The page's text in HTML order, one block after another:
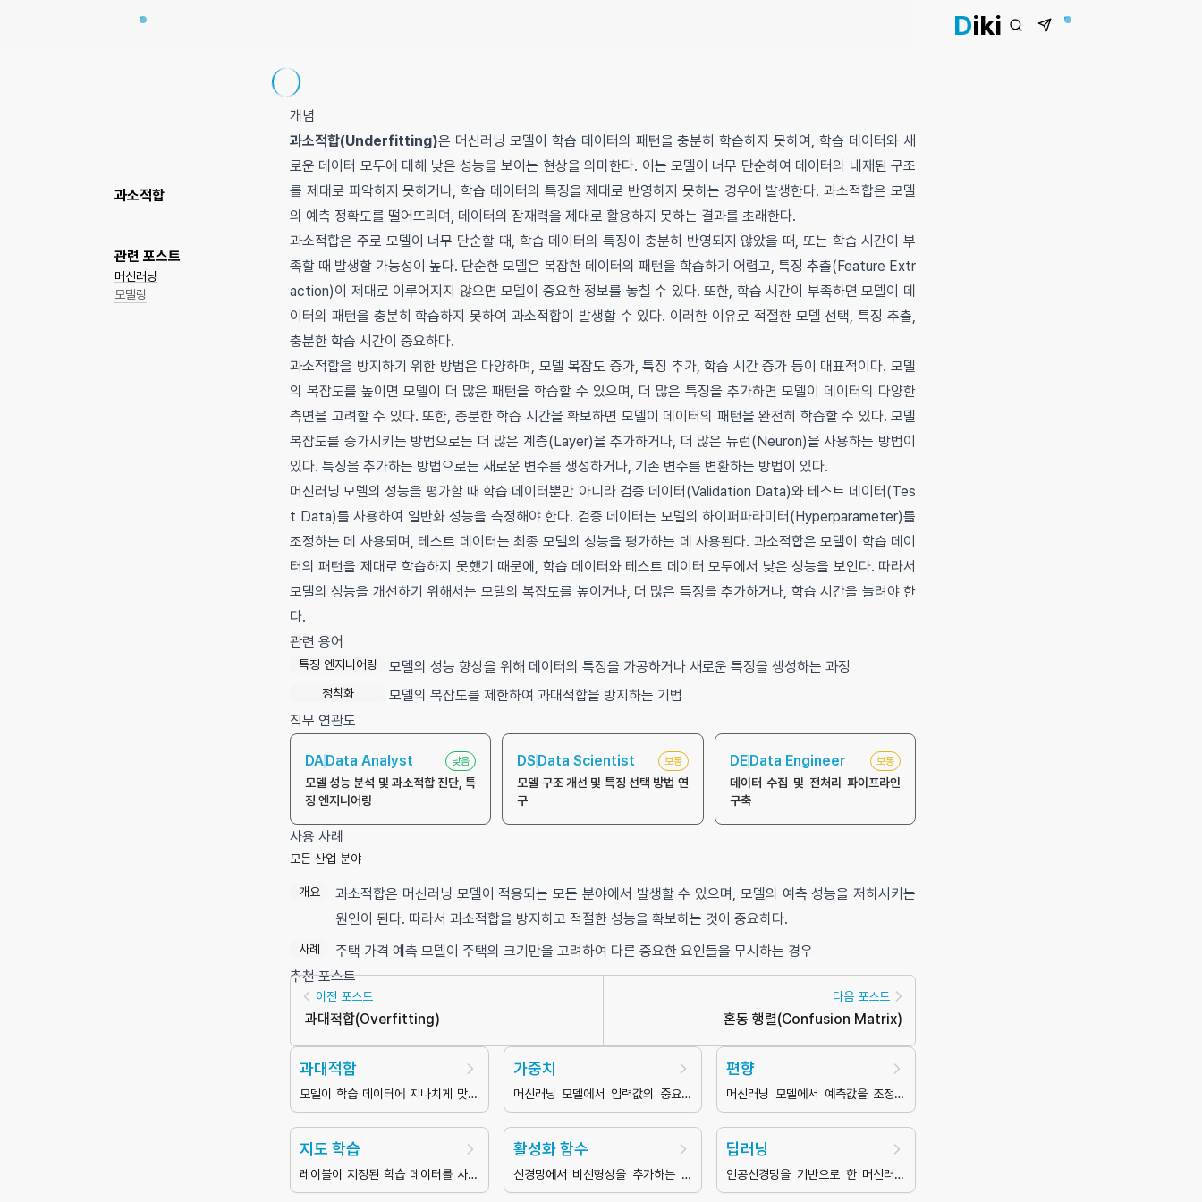
Diki
과소적합
관련 포스트
머신러닝
모델링
개념
과소적합(Underfitting)은 머신러닝 모델이 학습 데이터의 패턴을 충분히 학습하지 못하여, 학습 데이터와 새
로운 데이터 모두에 대해 낮은 성능을 보이는 현상을 의미한다. 이는 모델이 너무 단순하여 데이터의 내재된 구조
를 제대로 파악하지 못하거나, 학습 데이터의 특징을 제대로 반영하지 못하는 경우에 발생한다. 과소적합은 모델
의 예측 정확도를 떨어뜨리며, 데이터의 잠재력을 제대로 활용하지 못하는 결과를 초래한다.
과소적합은 주로 모델이 너무 단순할 때, 학습 데이터의 특징이 충분히 반영되지 않았을 때, 또는 학습 시간이 부
족할 때 발생할 가능성이 높다. 단순한 모델은 복잡한 데이터의 패턴을 학습하기 어렵고, 특징 추출(Feature Extr
action)이 제대로 이루어지지 않으면 모델이 중요한 정보를 놓칠 수 있다. 또한, 학습 시간이 부족하면 모델이 데
이터의 패턴을 충분히 학습하지 못하여 과소적합이 발생할 수 있다. 이러한 이유로 적절한 모델 선택, 특징 추출,
충분한 학습 시간이 중요하다.
과소적합을 방지하기 위한 방법은 다양하며, 모델 복잡도 증가, 특징 추가, 학습 시간 증가 등이 대표적이다. 모델
의 복잡도를 높이면 모델이 더 많은 패턴을 학습할 수 있으며, 더 많은 특징을 추가하면 모델이 데이터의 다양한
측면을 고려할 수 있다. 또한, 충분한 학습 시간을 확보하면 모델이 데이터의 패턴을 완전히 학습할 수 있다. 모델
복잡도를 증가시키는 방법으로는 더 많은 계층(Layer)을 추가하거나, 더 많은 뉴런(Neuron)을 사용하는 방법이
있다. 특징을 추가하는 방법으로는 새로운 변수를 생성하거나, 기존 변수를 변환하는 방법이 있다.
머신러닝 모델의 성능을 평가할 때 학습 데이터뿐만 아니라 검증 데이터(Validation Data)와 테스트 데이터(Tes
t Data)를 사용하여 일반화 성능을 측정해야 한다. 검증 데이터는 모델의 하이퍼파라미터(Hyperparameter)를
조정하는 데 사용되며, 테스트 데이터는 최종 모델의 성능을 평가하는 데 사용된다. 과소적합은 모델이 학습 데이
터의 패턴을 제대로 학습하지 못했기 때문에, 학습 데이터와 테스트 데이터 모두에서 낮은 성능을 보인다. 따라서
모델의 성능을 개선하기 위해서는 모델의 복잡도를 높이거나, 더 많은 특징을 추가하거나, 학습 시간을 늘려야 한
다.
관련 용어
특징 엔지니어링 모델의 성능 향상을 위해 데이터의 특징을 가공하거나 새로운 특징을 생성하는 과정
정칙화
모델의 복잡도를 제한하여 과대적합을 방지하는 기법
직무 연관도
DAData Analyst 낮음
모델 성능 분석 및 과소적합 진단, 특
징 엔지니어링
DS Data Scientist 보통
모델 구조 개선 및 특징 선택 방법 연
구
DEData Engineer 보통
데이터 수집 및 전처리 파이프라인
구축
사용 사례
모든 산업 분야
개요
과소적합은 머신러닝 모델이 적용되는 모든 분야에서 발생할 수 있으며, 모델의 예측 성능을 저하시키는
원인이 된다. 따라서 과소적합을 방지하고 적절한 성능을 확보하는 것이 중요하다.
사례
주택 가격 예측 모델이 주택의 크기만을 고려하여 다른 중요한 요인들을 무시하는 경우
추천 포스트
이전 포스트
과대적합(Overfitting)
다음 포스트
혼동 행렬(Confusion Matrix)
과대적합
모델이 학습 데이터에 지나치게 맞춰
져 새로운 데이터에 대한 예측 성능이
떨어지는 현상
가중치
머신러닝 모델에서 입력값의 중요도
를 나타내는 매개변수
편향
머신러닝 모델에서 예측값을 조정하
는 매개변수
지도 학습
레이블이 지정된 학습 데이터를 사용
하여 입력값과 출력값의 관계를 학습
활성화 함수
신경망에서 비선형성을 추가하는 함
수
딥러닝
인공신경망을 기반으로 한 머신러닝
의 하위 분야